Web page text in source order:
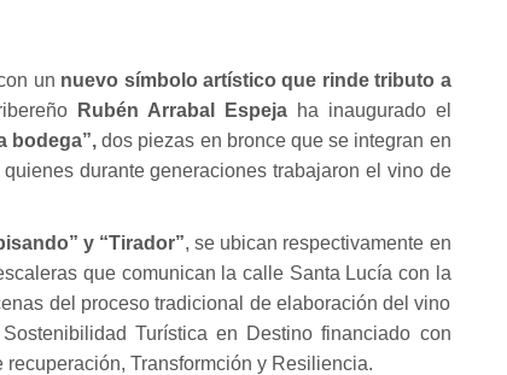
un nuevo símbolo artístico que rinde tributo a
Rubén Arrabal Espejaha inaugurado el
bodega”, dos piezas en bronce que se integran en
durante generaciones trabajaron el vino de
y “Tirador”, se ubican respectivamente en
que comunican la calle Santa Lucía con la
del proceso tradicional de elaboración del vino
Turística en Destino financiado con
Transformción y Resiliencia.